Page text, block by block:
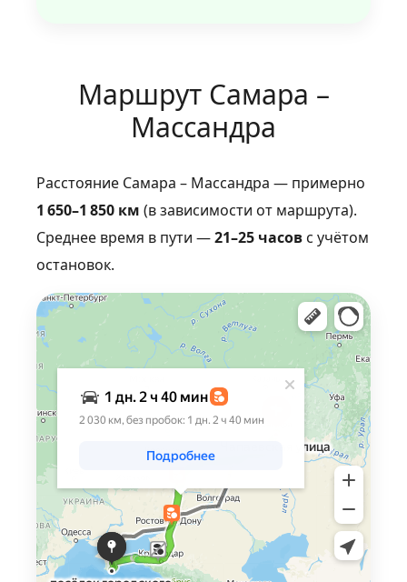
Маршрут Самара –
Массандра
Расстояние Самара – Массандра — примерно
1 650–1 850 км (в зависимости от маршрута).
Среднее время в пути —21–25 часов с учётом
остановок.